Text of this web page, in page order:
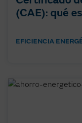
(CAE): qué
EFICIENCIA